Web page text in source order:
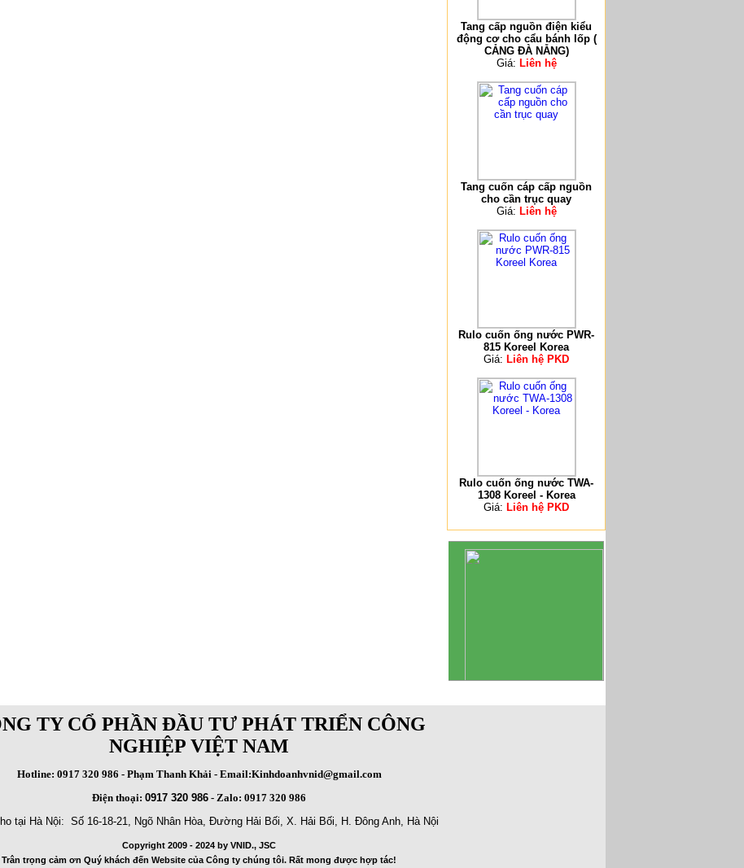
Tang cấp nguồn điện kiểu
động cơ cho cẩu bánh lốp (
CẢNG ĐÀ NẴNG)
Giá: Liên hệ
Tang cuốn cáp cấp nguồn
cho cần trục quay
Giá: Liên hệ
Rulo cuốn ống nước PWR-
815 Koreel Korea
Giá: Liên hệ PKD
Rulo cuốn ống nước TWA-
1308 Koreel - Korea
Giá: Liên hệ PKD
TY CỔ PHẦN ĐẦU TƯ PHÁT TRIỂN CÔNG
NGHIỆP VIỆT NAM
Hotline: 0917 320 986 - Phạm Thanh Khải - Email:Kinhdoanhvnid@gmail.com
Điện thoại: 0917 320 986 - Zalo: 0917 320 986
tại Hà Nội: Số 16-18-21, Ngõ Nhân Hòa, Đường Hải Bối, X. Hải Bối, H. Đông Anh, Hà Nội
Copyright 2009 - 2024 by VNID., JSC
Trân trọng cảm ơn Quý khách đến Website của Công ty chúng tôi. Rất mong được hợp tác!